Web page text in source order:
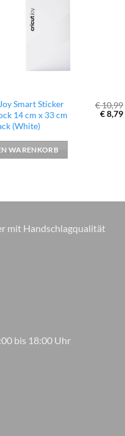
Smart Sticker
14 cm x 33 cm
(White)
€10,99
Preis
€8,79
WARENKORB
mit Handschlagqualität
bis 18:00 Uhr